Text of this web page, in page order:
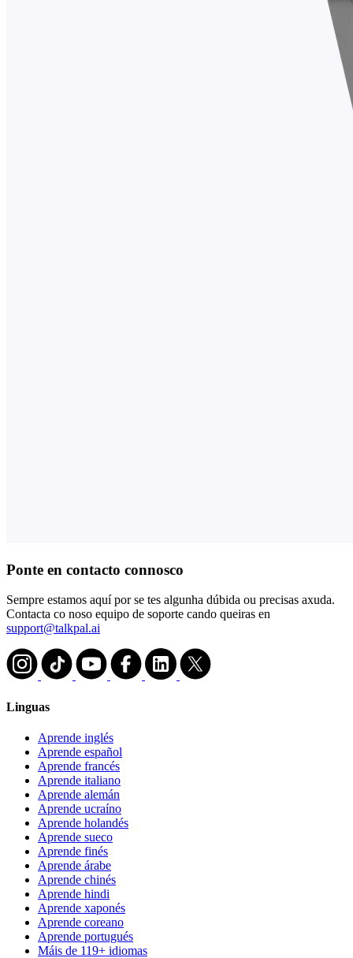
Ponte en contacto connosco
Sempre estamos aquí por se tes algunha dúbida ou precisas axuda.
Contacta co noso equipo de soporte cando queiras en
support@talkpal.ai
Linguas
Aprende inglés
Aprende español
Aprende francés
Aprende italiano
Aprende alemán
Aprende ucraíno
Aprende holandés
Aprende sueco
Aprende finés
Aprende árabe
Aprende chinés
Aprende hindi
Aprende xaponés
Aprende coreano
Aprende portugués
Máis de 119+ idiomas